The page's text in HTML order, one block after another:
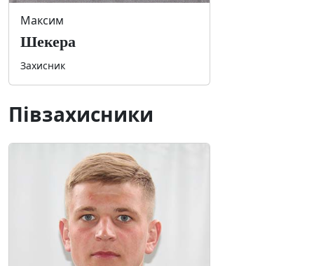
Максим
Шекера
Захисник
Півзахисники